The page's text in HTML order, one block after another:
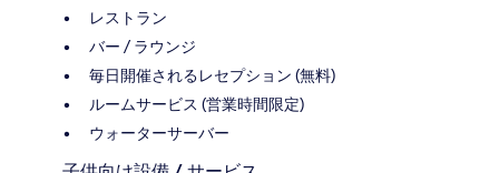
レストラン
バー / ラウンジ
毎日開催されるレセプション (無料)
ルームサービス (営業時間限定)
ウォーターサーバー